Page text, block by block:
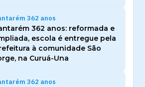
362 anos
362 anos: reformada e
escola é entregue pela
à comunidade São
na Curuá-Una
362 anos